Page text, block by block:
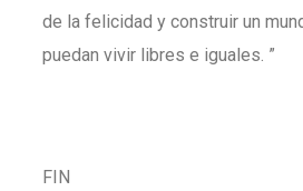
de la felicidad y construir un
puedan vivir libres e iguales. ”
FIN